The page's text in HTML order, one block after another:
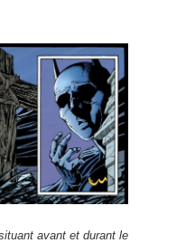
avant et durant le